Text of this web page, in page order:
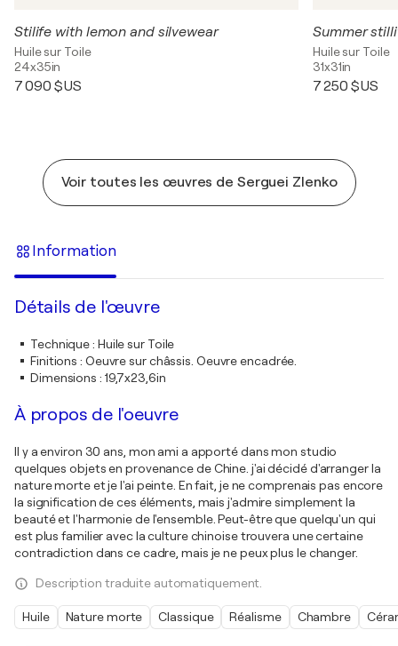
Stilife with lemon and silvewear
Huile sur Toile
24x35in
7 090 $US
Summer
Huile sur Toile
31x31in
7 250 $US
Voir toutes les œuvres de Serguei Zlenko
Information
Détails de l'œuvre
Technique: Huile sur Toile
Finitions : Oeuvre sur châssis. Oeuvre encadrée.
Dimensions : 19,7x23,6in
À propos de l'oeuvre
Il y a environ 30 ans, mon ami a apporté dans mon studio
quelques objets en provenance de Chine. j'ai décidé d'arranger la
nature morte et je l'ai peinte. En fait, je ne comprenais pas encore
la signification de ces éléments, mais j'admire simplement la
beauté et l'harmonie de l'ensemble. Peut-être que quelqu'un qui
est plus familier avec la culture chinoise trouvera une certaine
contradiction dans ce cadre, mais je ne peux plus le changer.
Description traduite automatiquement.
Huile Nature morte Classique Réalisme Chambre